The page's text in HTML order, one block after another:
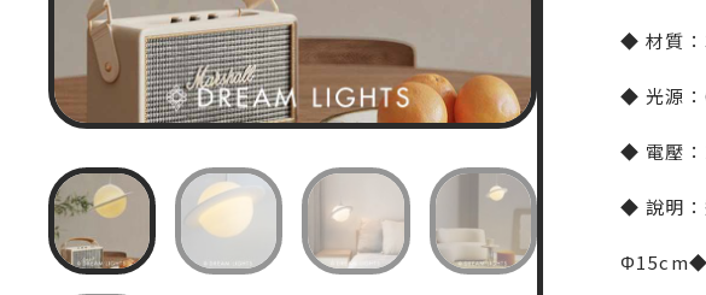
◆ 材質
◆ 光源
◆ 電壓
◆ 說明：
Φ15cm◆